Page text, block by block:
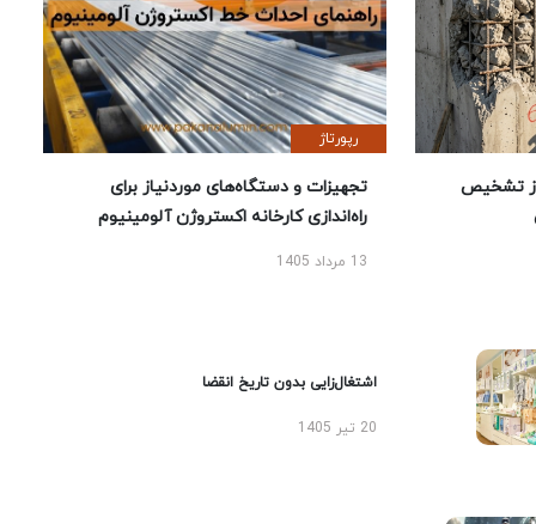
تشخیص
رپورتاژ
تجهیزات و دستگاه‌های موردنیاز برای
راه‌اندازی کارخانه اکستروژن آلومینیوم
13 مرداد 1405
اشتغال‌زایی بدون تاریخ انقضا
20 تیر 1405